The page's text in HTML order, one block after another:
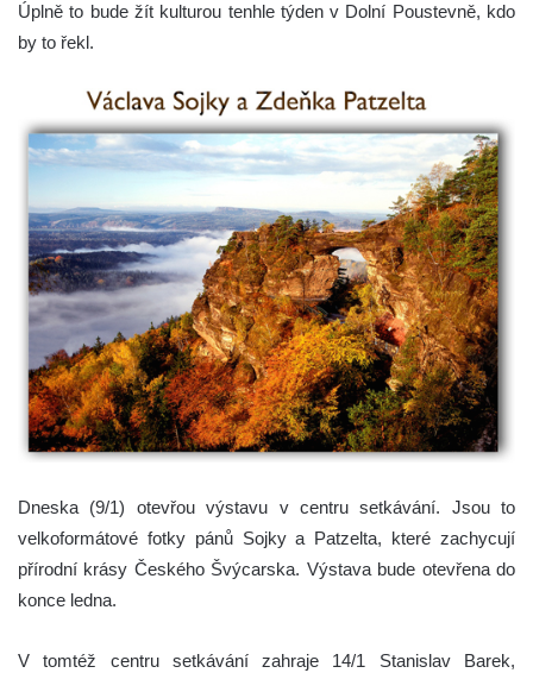
Úplně to bude žít kulturou tenhle týden v Dolní Poustevně, kdo
by to řekl.
Dneska (9/1) otevřou výstavu v centru setkávání. Jsou to
velkoformátové fotky pánů Sojky a Patzelta, které zachycují
přírodní krásy Českého Švýcarska. Výstava bude otevřena do
konce ledna.
V tomtéž centru setkávání zahraje 14/1 Stanislav Barek,